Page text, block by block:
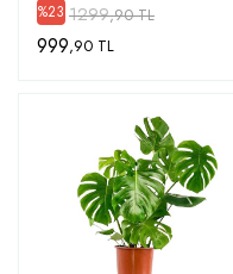
%23 1299,90 TL
999,90 TL